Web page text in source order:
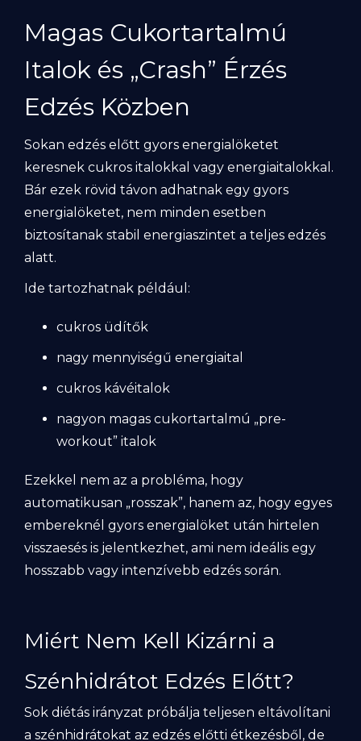
Magas Cukortartalmú
Italok és „Crash” Érzés
Edzés Közben
Sokan edzés előtt gyors energialöketet
keresnek cukros italokkal vagy energiaitalokkal.
Bár ezek rövid távon adhatnak egy gyors
energialöketet, nem minden esetben
biztosítanak stabil energiaszintet a teljes edzés
alatt.
Ide tartozhatnak például:
cukros üdítők
nagy mennyiségű energiaital
cukros kávéitalok
nagyon magas cukortartalmú „pre-
workout” italok
Ezekkel nem az a probléma, hogy
automatikusan „rosszak”, hanem az, hogy egyes
embereknél gyors energialöket után hirtelen
visszaesés is jelentkezhet, ami nem ideális egy
hosszabb vagy intenzívebb edzés során.
Miért Nem Kell Kizárni a
Szénhidrátot Edzés Előtt?
Sok diétás irányzat próbálja teljesen eltávolítani
a szénhidrátokat az edzés előtti étkezésből, de